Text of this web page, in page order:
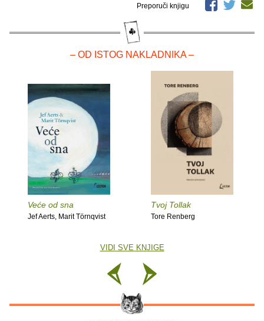
Preporuči knjigu
– OD ISTOG NAKLADNIKA –
Veće od sna
Jef Aerts, Marit Törnqvist
Tvoj Tollak
Tore Renberg
VIDI SVE KNJIGE